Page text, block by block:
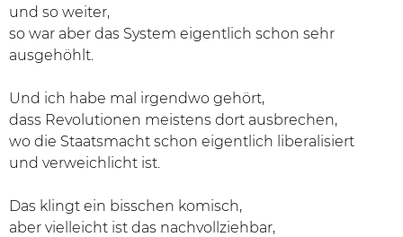
und so weiter,
so war aber das System eigentlich schon sehr
ausgehöhlt.
Und ich habe mal irgendwo gehört,
dass Revolutionen meistens dort ausbrechen,
wo die Staatsmacht schon eigentlich liberalisiert
und verweichlicht ist.
Das klingt ein bisschen komisch,
aber vielleicht ist das nachvollziehbar,